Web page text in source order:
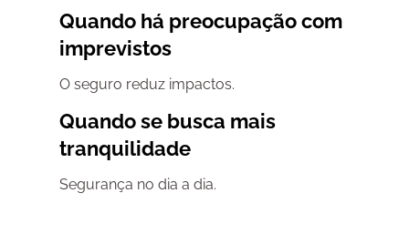
Quando há preocupação com
imprevistos
O seguro reduz impactos.
Quando se busca mais
tranquilidade
Segurança no dia a dia.